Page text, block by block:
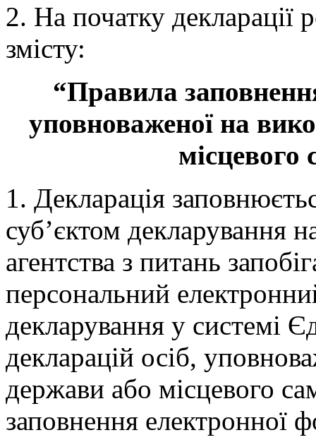
2. На початку декларації
змісту:
“Правила
уповноваженої на
місцевого
1. Декларація
суб’єктом декларування
агентства з питань
персональний
декларування у системі
декларацій осіб,
держави або місцевого
заповнення електронної